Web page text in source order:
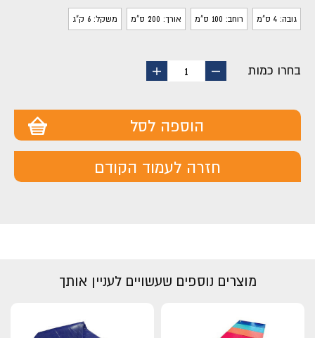
גובה: 4 ס"מ רוחב: 100 ס"מ אורך: 200 ס"מ משקל: 6 ק"ג
בחרו כמות
החסר
1
הוסף
הוספה לסל
חזרה לעמוד הקודם
מוצרים נוספים שעשויים לעניין אותך